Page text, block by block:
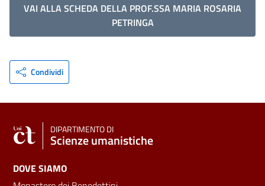
VAI ALLA SCHEDA DELLA PROF.SSA MARIA ROSARIA
PETRINGA
Condividi
DIPARTIMENTO DI
Scienze umanistiche
DOVE SIAMO